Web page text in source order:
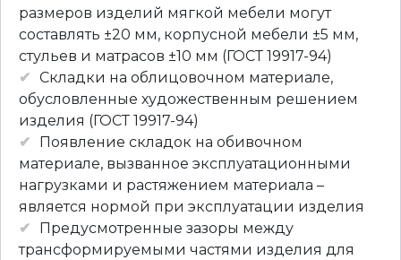
размеров изделий мягкой мебели могут
составлять ±20 мм, корпусной мебели ±5 мм,
стульев и матрасов ±10 мм (ГОСТ 19917-94)
Складки на облицовочном материале,
обусловленные художественным решением
изделия (ГОСТ 19917-94)
Появление складок на обивочном
материале, вызванное эксплуатационными
нагрузками и растяжением материала –
является нормой при эксплуатации изделия
Предусмотренные зазоры между
трансформируемыми частями изделия для